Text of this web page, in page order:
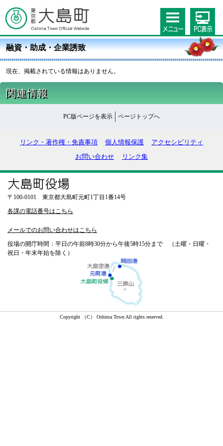
融資・助成・企業誘致
現在、掲載されている情報はありません。
関連情報
PC版ページを表示 ページトップへ
リンク・著作権・免責事項 個人情報保護 アクセシビリティ
お問い合わせ リンク集
〒100-0101 東京都大島町元町1丁目1番14号
各課の電話番号はこちら
メールでのお問い合わせはこちら
役場の開庁時間：平日の午前8時30分から午後5時15分まで （土曜・日曜・
祝日・年末年始を除く）
Copyright （C） Oshima Town All rights reserved.